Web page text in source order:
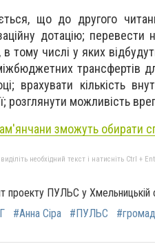
що до другого
дотацію;
в тому числі у яких
трансфертів
врахувати кількість
розглянути можливість
зможуть обирати
необхідний текст і натисніть Ctrl +
проекту ПУЛЬС у Хмельницькій
#Анна Сіра #ПУЛЬС